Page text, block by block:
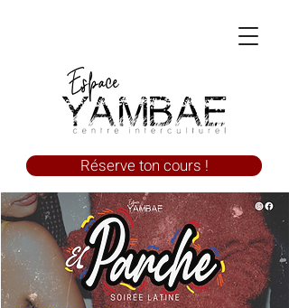
Réserve ton cours !